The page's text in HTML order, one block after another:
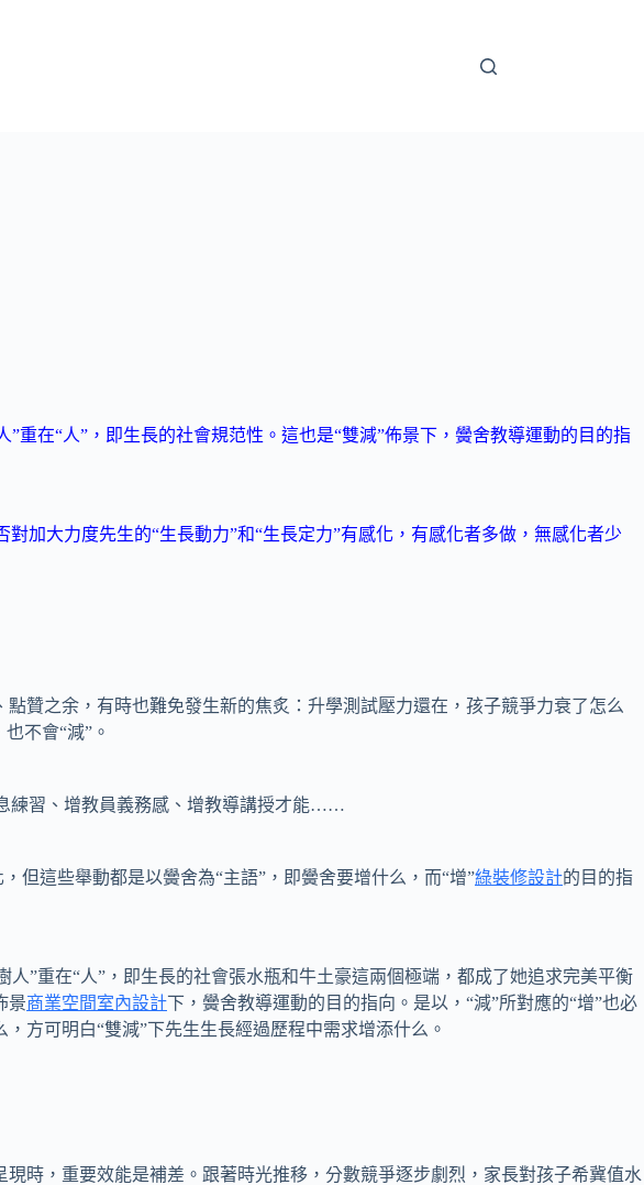
重在“人”，即生長的社會規范性。這也是“雙減”佈景下，黌舍教導運動的目的指
大力度先生的“生長動力”和“生長定力”有感化，有感化者多做，無感化者少
之余，有時也難免發生新的焦炙：升學測試壓力還在，孩子競爭力衰了怎么
不會“減”。
練習、增教員義務感、增教導講授才能……
這些舉動都是以黌舍為“主語”，即黌舍要增什么，而“增”綠裝修設計的目的指
”重在“人”，即生長的社會張水瓶和牛土豪這兩個極端，都成了她追求完美平衡
景商業空間室內設計下，黌舍教導運動的目的指向。是以，“減”所對應的“增”也必
方可明白“雙減”下先生生長經過歷程中需求增添什么。
，重要效能是補差。跟著時光推移，分數競爭逐步劇烈，家長對孩子希冀值水